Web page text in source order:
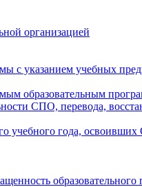
организацией
с указанием учебных
образовательным
СПО, перевода,
учебного года,
образовательного